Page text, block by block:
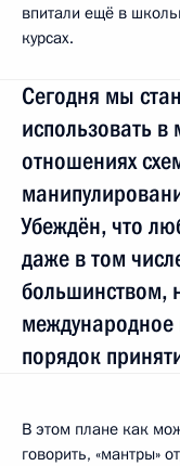
впитали ещё в
курсах.
Сегодня мы
использовать в
отношениях
Убеждён, что
даже в том
большинством,
международное
порядок
В этом плане как
говорить, «мантры»